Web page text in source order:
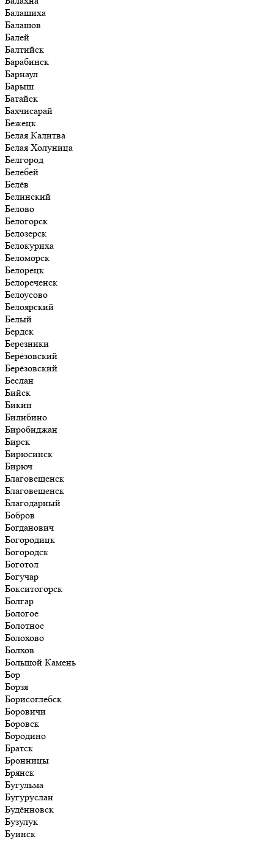
Балашиха
Балашов
Балей
Балтийск
Барабинск
Барнаул
Барыш
Батайск
Бахчисарай
Бежецк
Белая Калитва
Белая Холуница
Белгород
Белебей
Белёв
Белинский
Белово
Белогорск
Белозерск
Белокуриха
Беломорск
Белорецк
Белореченск
Белоусово
Белоярский
Белый
Бердск
Березники
Берёзовский
Берёзовский
Беслан
Бийск
Бикин
Билибино
Биробиджан
Бирск
Бирюсинск
Бирюч
Благовещенск
Благовещенск
Благодарный
Бобров
Богданович
Богородицк
Богородск
Боготол
Богучар
Бокситогорск
Болгар
Бологое
Болотное
Болохово
Болхов
Большой Камень
Бор
Борзя
Борисоглебск
Боровичи
Боровск
Бородино
Братск
Бронницы
Брянск
Бугульма
Бугуруслан
Будённовск
Бузулук
Буинск